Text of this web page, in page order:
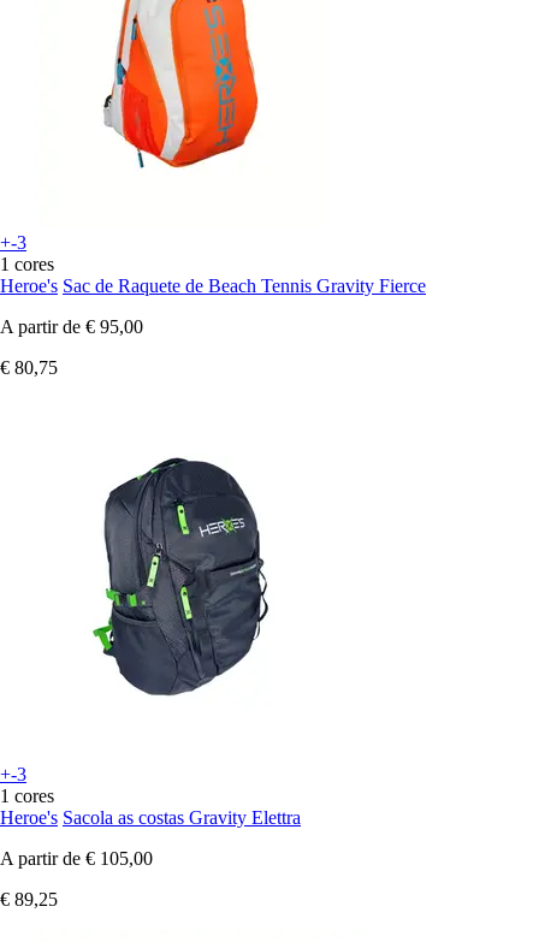
+-3
1 cores
Heroe's Sac de Raquete de Beach Tennis Gravity Fierce
A partir de € 95,00
€ 80,75
+-3
1 cores
Heroe's Sacola as costas Gravity Elettra
A partir de € 105,00
€ 89,25